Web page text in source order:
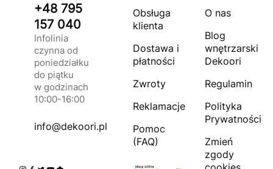
+48 795
157 040
Infolinia
czynna od
poniedziałku
do piątku
w godzinach
10:00-16:00
info@dekoori.pl
Obsługa
klienta
Dostawa i
płatności
Zwroty
Reklamacje
Pomoc
(FAQ)
O nas
Blog
wnętrzarski
Dekoori
Regulamin
Polityka
Prywatności
Zmień
zgody